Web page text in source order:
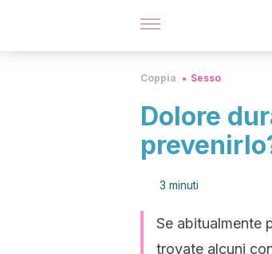
Coppia Sesso
Dolore
3 minuti
Se abitualmente
trovate alcuni